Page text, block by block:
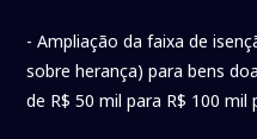
- Ampliação da faixa de
sobre herança) para bens
de R$ 50 mil para R$ 100 mil